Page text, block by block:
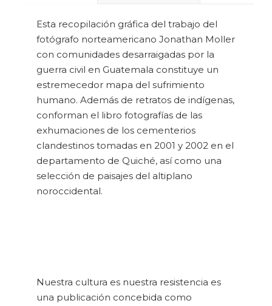
Esta recopilación gráfica del trabajo del
fotógrafo norteamericano Jonathan Moller
con comunidades desarraigadas por la
guerra civil en Guatemala constituye un
estremecedor mapa del sufrimiento
humano. Además de retratos de indígenas,
conforman el libro fotografías de las
exhumaciones de los cementerios
clandestinos tomadas en 2001 y 2002 en el
departamento de Quiché, así como una
selección de paisajes del altiplano
noroccidental.
Nuestra cultura es nuestra resistencia es
una publicación concebida como